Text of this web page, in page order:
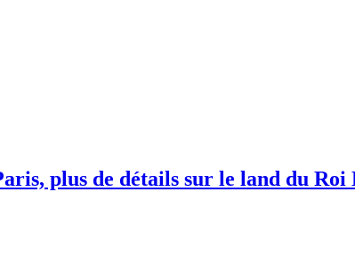
plus de détails sur le land du Roi